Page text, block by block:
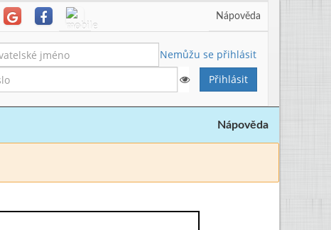
Nápověda
Nemůžu se přihlásit
Nápověda